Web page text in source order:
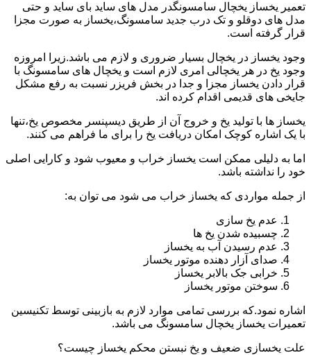
تعمیر یخساز یخچال سامسونگدر مدل های ساید بای ساید و حتی
مدل های دوقلو و تک درب جدید سامسونگ،یخساز به صورت مجزا
قرار گرفته است.
وجود یخساز در یخچال بسیار ضروری و لازم می باشد.زیرا امروزه
وجود یخ در هر یخچالی امری لازم است و یخچال های سامسونگ با
قرار دادن یخساز مجزا و جدا در بخش فریزر نسبت به رفع مشکل
جایخی های قدیمی اقدام کرده اند.
یخساز ها با تولید یخ و خروج آن از طریق دیسپنسر مخصوص یخ،تنها
با یک اشاره کوچک امکان دریافت یخ را برای ما فراهم می کنند.
اما به دلیلی ممکن است یخساز خراب و معیوب شود و کارایی اصلی
خود را نداشته باشد.
از جمله مواردی که یخساز خراب می شود می توان به:
عدم یخ سازی
چسبیده شدن یخ ها
عدم رسیدن آب به یخساز
صدای آزار دهنده موتور یخساز
خرابی جک بالابر یخساز
سوختن موتور یخساز
اشاره نمود.که بررسی تمامی موارد لازم به بازبینی توسط تکنیسین
تعمیرات یخساز یخچال سامسونگ می باشد.
علت یخسازی ضعیف و یخ نبستن محکم یخساز چیست؟